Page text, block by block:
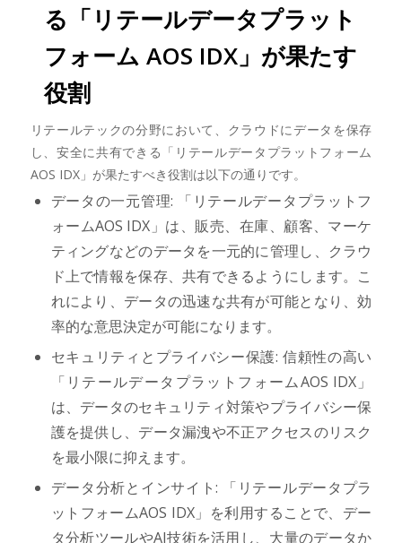
る「リテールデータプラット
フォーム AOS IDX」が果たす
役割
リテールテックの分野において、クラウドにデータを保存
し、安全に共有できる「リテールデータプラットフォーム
AOS IDX」が果たすべき役割は以下の通りです。
データの一元管理: 「リテールデータプラットフ
ォームAOS IDX」は、販売、在庫、顧客、マーケ
ティングなどのデータを一元的に管理し、クラウ
ド上で情報を保存、共有できるようにします。こ
れにより、データの迅速な共有が可能となり、効
率的な意思決定が可能になります。
セキュリティとプライバシー保護: 信頼性の高い
「リテールデータプラットフォームAOS IDX」
は、データのセキュリティ対策やプライバシー保
護を提供し、データ漏洩や不正アクセスのリスク
を最小限に抑えます。
データ分析とインサイト: 「リテールデータプラ
ットフォームAOS IDX」を利用することで、デー
タ分析ツールやAI技術を活用し、大量のデータか